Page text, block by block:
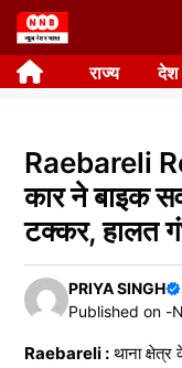
Skip
to
content राज्य देश
Raebareli
कार ने बाइक
टक्कर, हालत
PRIYA SINGH
Published on -
Raebareli : थाना क्षेत्र